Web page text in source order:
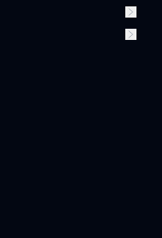
Drink
Drink 750ml
Drink